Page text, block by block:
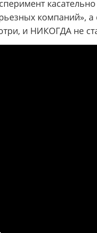
компаний»,
и НИКОГДА не